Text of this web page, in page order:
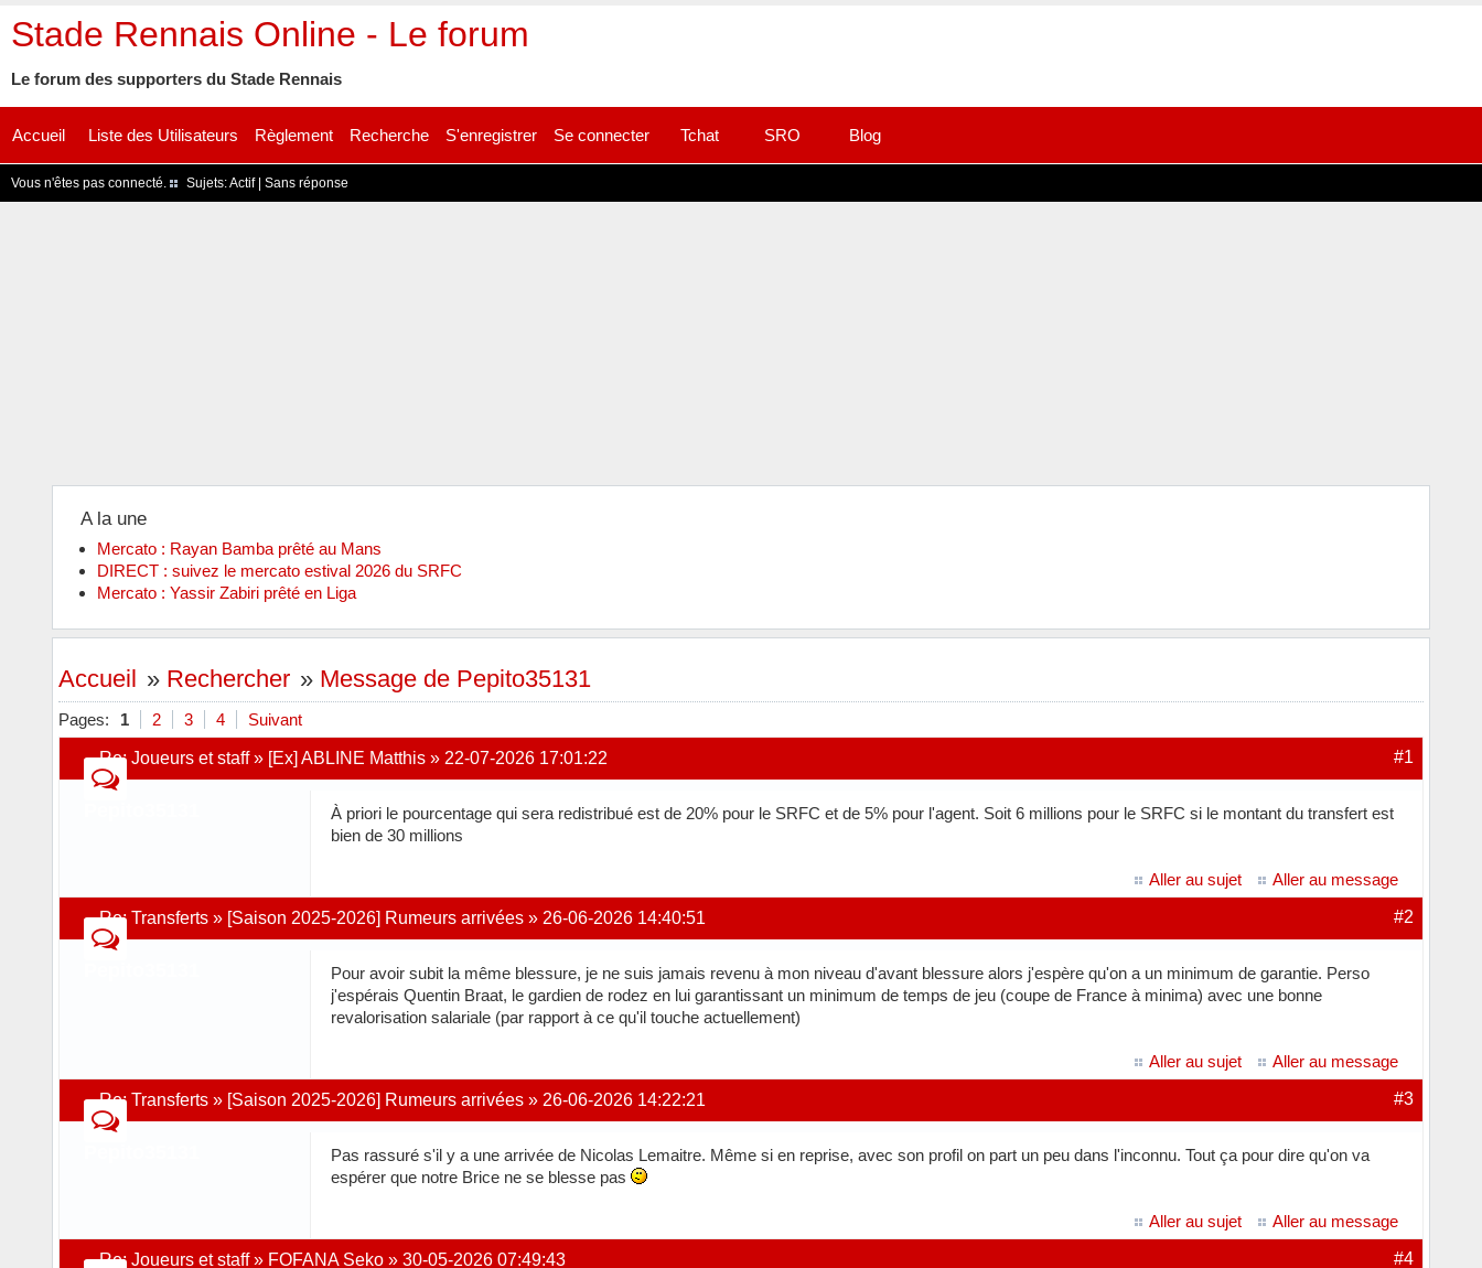
Stade Rennais Online - Le forum
Le forum des supporters du Stade Rennais
Accueil Liste des Utilisateurs Règlement Recherche S'enregistrer Se connecter Tchat SRO Blog
Vous n'êtes pas connecté. Sujets:Actif| Sans réponse
A la une
Mercato : Rayan Bamba prêté au Mans
DIRECT : suivez le mercato estival 2026 du SRFC
Mercato : Yassir Zabiri prêté en Liga
Accueil » Rechercher » Message de Pepito35131
Pages: 1 2 3 4 Suivant
#1
Re:Joueurs et staff » [Ex] ABLINE Matthis » 22-07-2026 17:01:22
À priori le pourcentage qui sera redistribué est de 20% pour le SRFC et de 5% pour l'agent. Soit 6 millions pour le SRFC si le montant du transfert est
bien de 30 millions
Aller au sujet Aller au message
#2
Re:Transferts » [Saison 2025-2026] Rumeurs arrivées » 26-06-2026 14:40:51
Pour avoir subit la même blessure, je ne suis jamais revenu à mon niveau d'avant blessure alors j'espère qu'on a un minimum de garantie. Perso
j'espérais Quentin Braat, le gardien de rodez en lui garantissant un minimum de temps de jeu (coupe de France à minima) avec une bonne
revalorisation salariale (par rapport à ce qu'il touche actuellement)
Aller au sujet Aller au message
#3
Re:Transferts » [Saison 2025-2026] Rumeurs arrivées » 26-06-2026 14:22:21
Pas rassuré s'il y a une arrivée de Nicolas Lemaitre. Même si en reprise, avec son profil on part un peu dans l'inconnu. Tout ça pour dire qu'on va
espérer que notre Brice ne se blesse pas
Aller au sujet Aller au message
#4
Re:Joueurs et staff » FOFANA Seko »30-05-2026 07:49:43